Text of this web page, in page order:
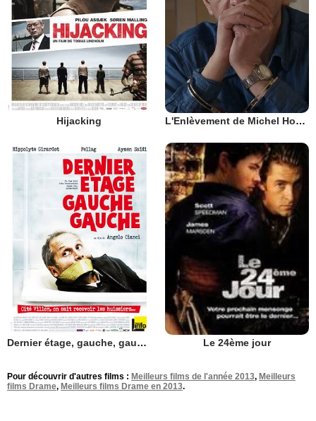
Hijacking L'Enlèvement de Michel Houellebecq
Dernier étage, gauche, gauche Le 24ème jour
Pour découvrir d'autres films : Meilleurs films de l'année 2013, Meilleurs
films Drame, Meilleurs films Drame en 2013.